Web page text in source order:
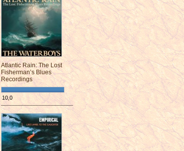
Atlantic Rain: The Lost
Fisherman’s Blues
Recordings
10,0
¯¯¯¯¯¯¯¯¯¯¯¯¯¯¯¯¯¯¯¯¯¯¯¯